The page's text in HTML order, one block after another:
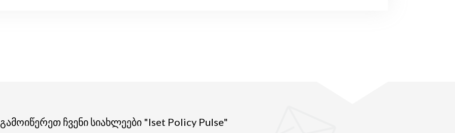
გამოიწერეთ ჩვენი სიახლეები "Iset Policy Pulse"